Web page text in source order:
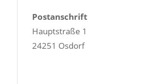
Postanschrift
Hauptstraße 1
24251 Osdorf